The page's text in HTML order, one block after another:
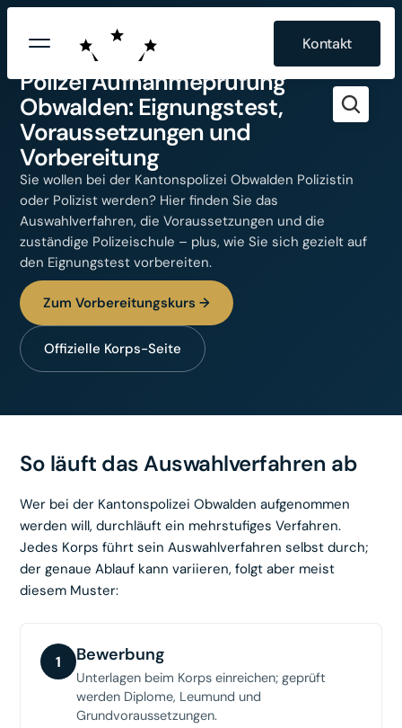
Kontakt
KANTON OBWALDEN · POLIZEI-AUFNAHME
Polizei Aufnahmeprüfung
Obwalden: Eignungstest,
Voraussetzungen und
Vorbereitung
Sie wollen bei der Kantonspolizei Obwalden Polizistin
oder Polizist werden? Hier finden Sie das
Auswahlverfahren, die Voraussetzungen und die
zuständige Polizeischule – plus, wie Sie sich gezielt auf
den Eignungstest vorbereiten.
Zum Vorbereitungskurs →
Offizielle Korps-Seite
So läuft das Auswahlverfahren ab
Wer bei der Kantonspolizei Obwalden aufgenommen
werden will, durchläuft ein mehrstufiges Verfahren.
Jedes Korps führt sein Auswahlverfahren selbst durch;
der genaue Ablauf kann variieren, folgt aber meist
diesem Muster:
1 Bewerbung
Unterlagen beim Korps einreichen; geprüft
werden Diplome, Leumund und
Grundvoraussetzungen.